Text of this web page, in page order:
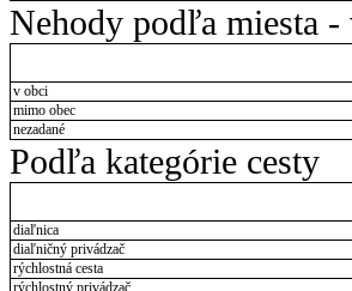
Nehody podľa miesta -
v obci
mimo obec
nezadané
Podľa kategórie cesty
diaľnica
diaľničný privádzač
rýchlostná cesta
rýchlostný privádzač